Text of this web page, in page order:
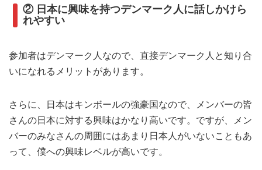
② 日本に興味を持つデンマーク人に話しかけら
れやすい
参加者はデンマーク人なので、直接デンマーク人と知り合
いになれるメリットがあります。
さらに、日本はキンボールの強豪国なので、メンバーの皆
さんの日本に対する興味はかなり高いです。ですが、メン
バーのみなさんの周囲にはあまり日本人がいないこともあ
って、僕への興味レベルが高いです。